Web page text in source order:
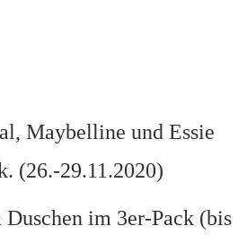
Maybelline und Essie
(26.-29.11.2020)
im 3er-Pack (bis